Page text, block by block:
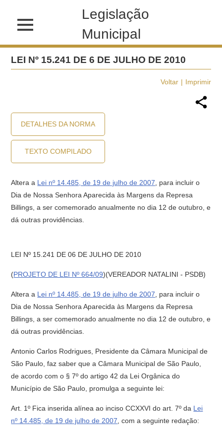
Legislação
Municipal
LEI Nº 15.241 DE 6 DE JULHO DE 2010
Voltar Imprimir
DETALHES DA NORMA
TEXTO COMPILADO
Altera a Lei nº 14.485, de 19 de julho de 2007 , para incluir o
Dia de Nossa Senhora Aparecida às Margens da Represa
Billings, a ser comemorado anualmente no dia 12 de outubro, e
dá outras providências.
LEI Nº 15.241 DE 06 DE JULHO DE 2010
(PROJETO DE LEI Nº 664/09)(VEREADOR NATALINI - PSDB)
Altera a Lei nº 14.485, de 19 de julho de 2007 , para incluir o
Dia de Nossa Senhora Aparecida às Margens da Represa
Billings, a ser comemorado anualmente no dia 12 de outubro, e
dá outras providências.
Antonio Carlos Rodrigues, Presidente da Câmara Municipal de
São Paulo, faz saber que a Câmara Municipal de São Paulo,
de acordo com o § 7º do artigo 42 da Lei Orgânica do
Município de São Paulo, promulga a seguinte lei:
Art. 1º Fica inserida alínea ao inciso CCXXVI do art. 7º da Lei
nº 14.485, de 19 de julho de 2007 , com a seguinte redação: